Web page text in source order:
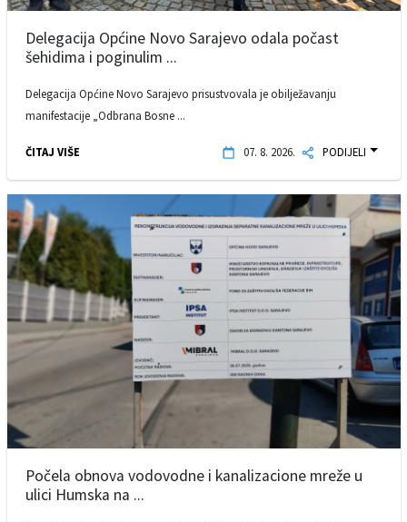
Delegacija Općine Novo Sarajevo odala počast
šehidima i poginulim ...
Delegacija Općine Novo Sarajevo prisustvovala je obilježavanju
manifestacije „Odbrana Bosne ...
ČITAJ VIŠE 07. 8. 2026. PODIJELI
Počela obnova vodovodne i kanalizacione mreže u
ulici Humska na ...